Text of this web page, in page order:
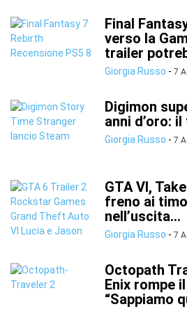
Final
verso la
trailer
Giorgia Russo - 7
Digimon
anni d’oro:
Giorgia Russo - 7
GTA VI,
freno ai
nell’uscita...
Giorgia Russo - 7
Octopath
Enix rompe
“Sappiamo